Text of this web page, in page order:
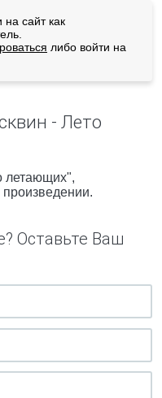
сайт как
либо войти на
- Лето
летающих",
Оставьте Ваш